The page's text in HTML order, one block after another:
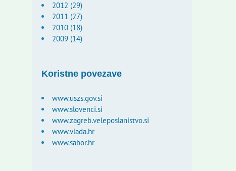
2012 (29)
2011 (27)
2010 (18)
2009 (14)
Koristne povezave
www.uszs.gov.si
www.slovenci.si
www.zagreb.veleposlanistvo.si
www.vlada.hr
www.sabor.hr